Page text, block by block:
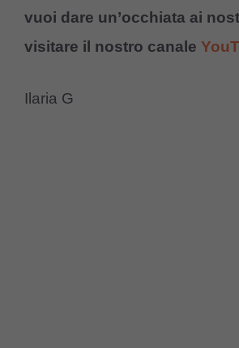
vuoi dare un’occhiata ai
visitare il nostro canale
Ilaria G